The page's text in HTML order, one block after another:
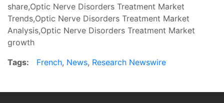
share,Optic Nerve Disorders Treatment Market
Trends,Optic Nerve Disorders Treatment Market
Analysis,Optic Nerve Disorders Treatment Market
growth
Tags:
French, News, Research Newswire